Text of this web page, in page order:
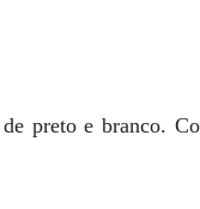
preto e branco.